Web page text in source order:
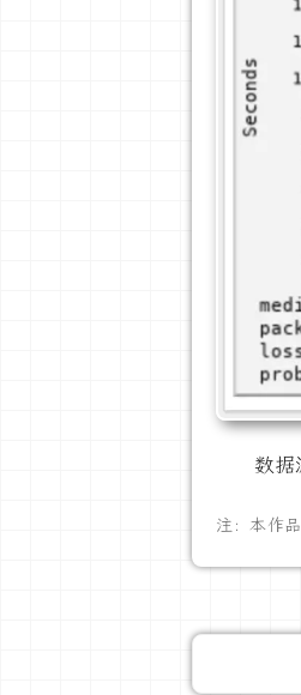
数据
注：本作